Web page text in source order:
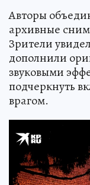
Авторы
архивные
Зрители
дополнили
звуковыми
подчеркнуть
врагом.